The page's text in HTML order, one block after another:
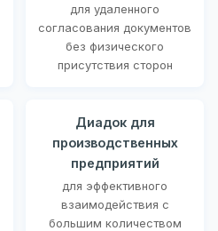
для удаленного
согласования документов
без физического
присутствия сторон
Диадок для
производственных
предприятий
для эффективного
взаимодействия с
большим количеством